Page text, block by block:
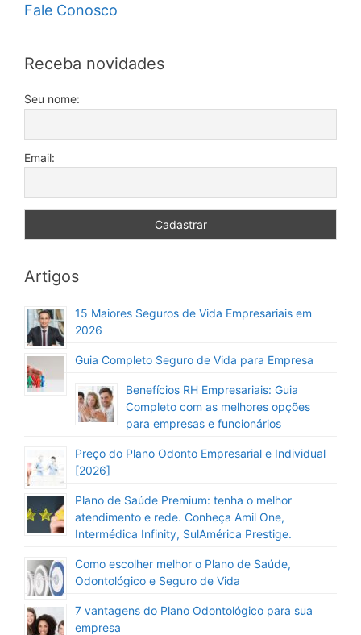
Fale Conosco
Receba novidades
Seu nome:
Email:
Artigos
15 Maiores Seguros de Vida Empresariais em
2026
Guia Completo Seguro de Vida para Empresa
Benefícios RH Empresariais: Guia
Completo com as melhores opções
para empresas e funcionários
Preço do Plano Odonto Empresarial e Individual
[2026]
Plano de Saúde Premium: tenha o melhor
atendimento e rede. Conheça Amil One,
Intermédica Infinity, SulAmérica Prestige.
Como escolher melhor o Plano de Saúde,
Odontológico e Seguro de Vida
7 vantagens do Plano Odontológico para sua
empresa